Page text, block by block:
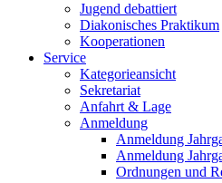
Jugend debattiert
Diakonisches Praktikum
Kooperationen
Service
Kategorieansicht
Sekretariat
Anfahrt & Lage
Anmeldung
Anmeldung
Anmeldung
Ordnungen und